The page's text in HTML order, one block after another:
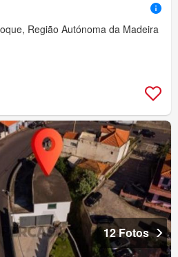
Região Autónoma da Madeira
12 Fotos